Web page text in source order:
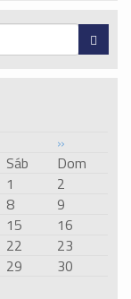
»
Sáb
Dom
1
2
8
9
15
16
22
23
29
30